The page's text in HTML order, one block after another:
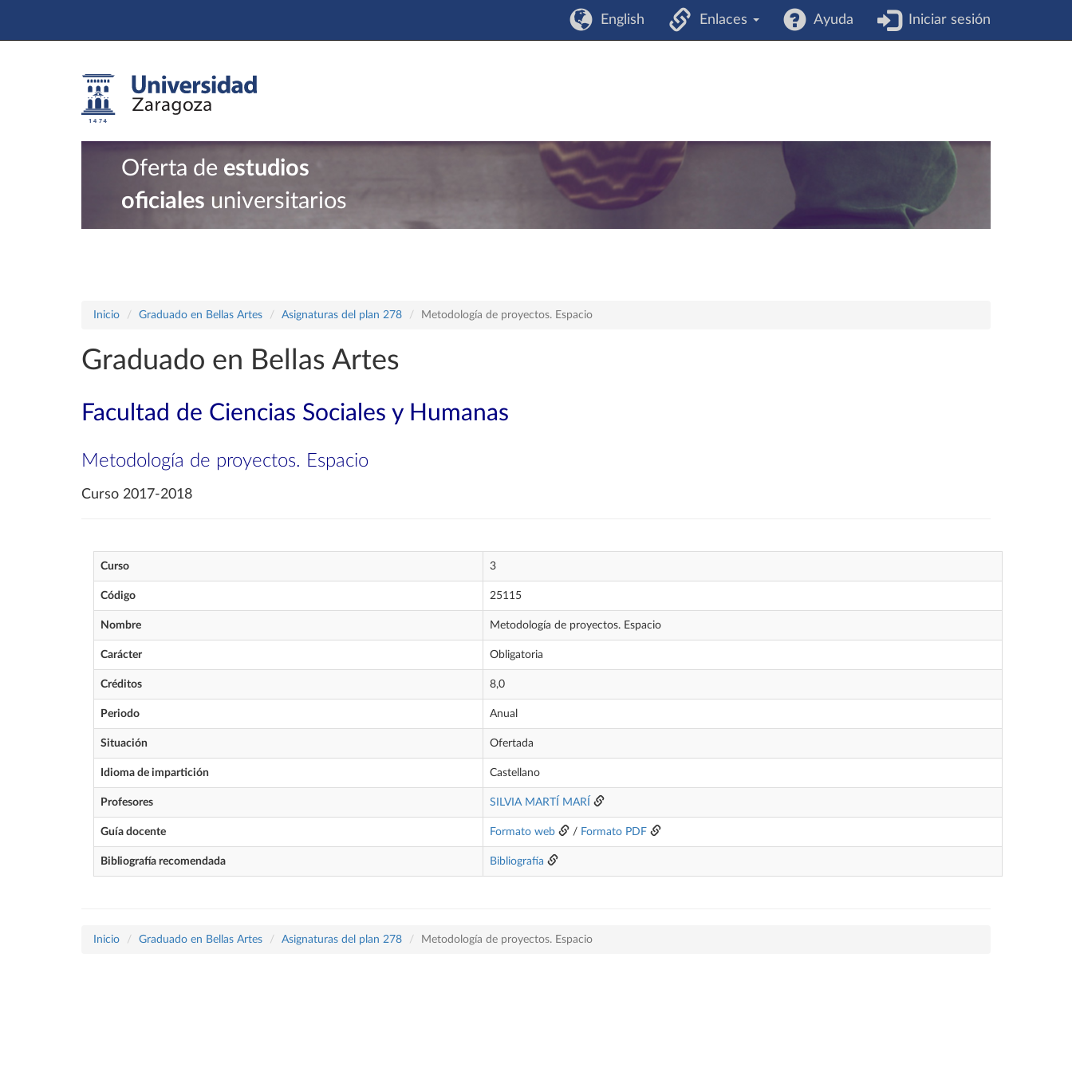
English Enlaces Ayuda Iniciar sesión
Oferta de estudios
oficiales universitarios
Inicio Graduado en Bellas Artes Asignaturas del plan 278 Metodología de proyectos. Espacio
Graduado en Bellas Artes
Facultad de Ciencias Sociales y Humanas
Metodología de proyectos. Espacio
Curso 2017-2018
Curso 3
Código 25115
Nombre Metodología de proyectos. Espacio
Carácter Obligatoria
Créditos 8,0
Periodo Anual
Situación Ofertada
Idioma de impartición Castellano
Profesores SILVIA MARTÍ MARÍ
Guía docente Formato web / Formato PDF
Bibliografía recomendada Bibliografía
Inicio Graduado en Bellas Artes Asignaturas del plan 278 Metodología de proyectos. Espacio